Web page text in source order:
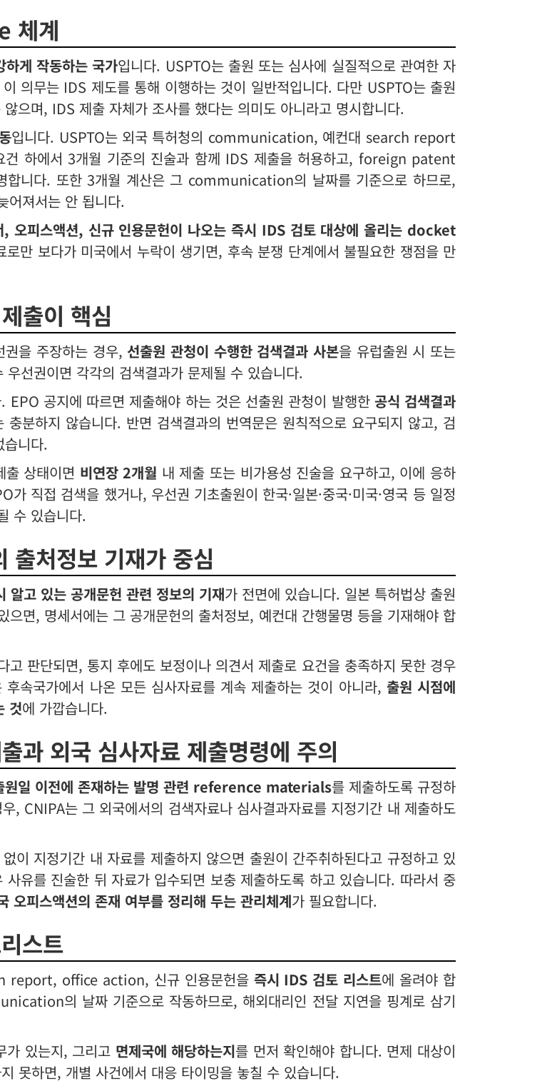
체계
게 작동하는 국가입니다. USPTO는 출원 또는 심사에 실질적으로 관여한 자
의무는 IDS 제도를 통해 이행하는 것이 일반적입니다. 다만 USPTO는 출원
으며, IDS 제출 자체가 조사를 했다는 의미도 아니라고 명시합니다.
입니다. USPTO는 외국 특허청의 communication, 예컨대 search report
하에서 3개월 기준의 진술과 함께 IDS 제출을 허용하고, foreign patent
니다. 또한 3개월 계산은 그 communication의 날짜를 기준으로 하므로,
어져서는 안 됩니다.
, 오피스액션, 신규 인용문헌이 나오는 즉시 IDS 검토 대상에 올리는 docket
만 보다가 미국에서 누락이 생기면, 후속 분쟁 단계에서 불필요한 쟁점을 만
출이 핵심
을 주장하는 경우, 선출원 관청이 수행한 검색결과 사본을 유럽출원 시 또는
선권이면 각각의 검색결과가 문제될 수 있습니다.
공지에 따르면 제출해야 하는 것은 선출원 관청이 발행한 공식 검색결과
분하지 않습니다. 반면 검색결과의 번역문은 원칙적으로 요구되지 않고, 검
니다.
상태이면 비연장 2개월 내 제출 또는 비가용성 진술을 요구하고, 이에 응하
직접 검색을 했거나, 우선권 기초출원이 한국·일본·중국·미국·영국 등 일정
수 있습니다.
출처정보 기재가 중심
알고 있는 공개문헌 관련 정보의 기재가 전면에 있습니다. 일본 특허법상 출원
면, 명세서에는 그 공개문헌의 출처정보, 예컨대 간행물명 등을 기재해야 합
판단되면, 통지 후에도 보정이나 의견서 제출로 요건을 충족하지 못한 경우
속국가에서 나온 모든 심사자료를 계속 제출하는 것이 아니라, 출원 시점에
것에 가깝습니다.
과 외국 심사자료 제출명령에 주의
원일 이전에 존재하는 발명 관련 reference materials를 제출하도록 규정하
, CNIPA는 그 외국에서의 검색자료나 심사결과자료를 지정기간 내 제출하도
이 지정기간 내 자료를 제출하지 않으면 출원이 간주취하된다고 규정하고 있
유를 진술한 뒤 자료가 입수되면 보충 제출하도록 하고 있습니다. 따라서 중
오피스액션의 존재 여부를 정리해 두는 관리체계가 필요합니다.
스트
report, office action, 신규 인용문헌을 즉시 IDS 검토 리스트에 올려야 합
의 날짜 기준으로 작동하므로, 해외대리인 전달 지연을 핑계로 삼기
가 있는지, 그리고 면제국에 해당하는지를 먼저 확인해야 합니다. 면제 대상이
하면, 개별 사건에서 대응 타이밍을 놓칠 수 있습니다.